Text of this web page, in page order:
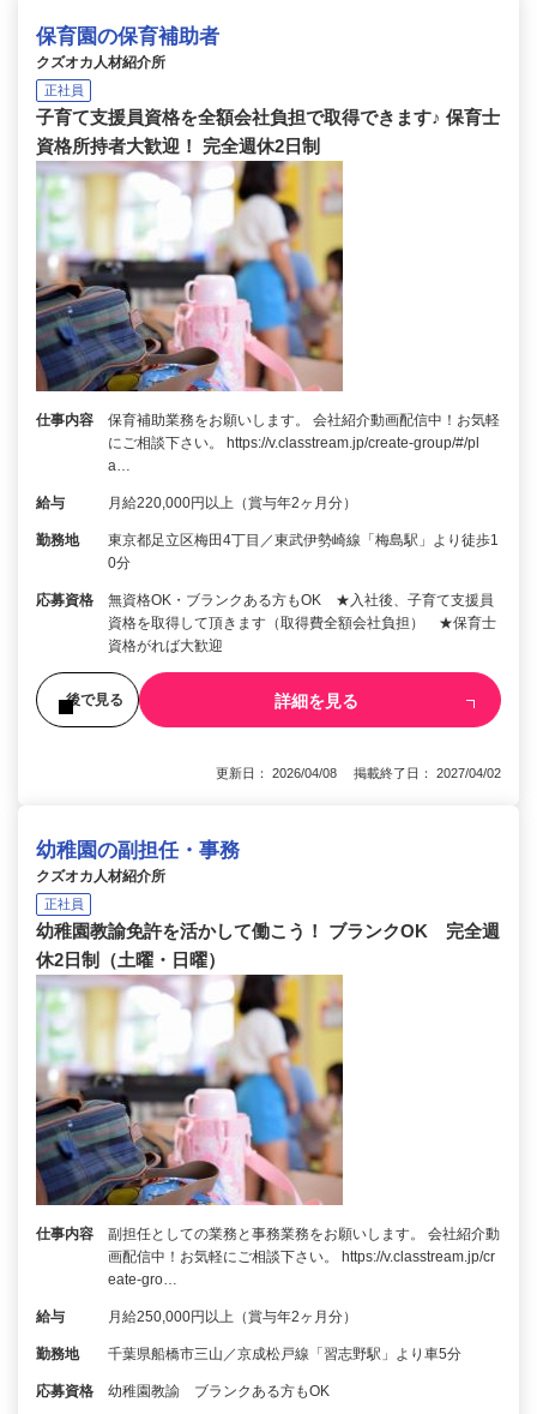
保育園の保育補助者
クズオカ人材紹介所
正社員
子育て支援員資格を全額会社負担で取得できます♪ 保育士
資格所持者大歓迎！ 完全週休2日制
仕事内容
保育補助業務をお願いします。 会社紹介動画配信中！お気軽
にご相談下さい。 https://v.classtream.jp/create-group/#/pl
a…
給与 月給220,000円以上（賞与年2ヶ月分）
勤務地
東京都足立区梅田4丁目／東武伊勢崎線「梅島駅」より徒歩1
0分
応募資格
無資格OK・ブランクある方もOK ★入社後、子育て支援員
資格を取得して頂きます（取得費全額会社負担） ★保育士
資格がれば大歓迎
後で見る 詳細を見る
更新日： 2026/04/08 掲載終了日： 2027/04/02
幼稚園の副担任・事務
クズオカ人材紹介所
正社員
幼稚園教諭免許を活かして働こう！ ブランクOK 完全週
休2日制（土曜・日曜）
仕事内容
副担任としての業務と事務業務をお願いします。 会社紹介動
画配信中！お気軽にご相談下さい。 https://v.classtream.jp/cr
eate-gro…
給与 月給250,000円以上（賞与年2ヶ月分）
勤務地 千葉県船橋市三山／京成松戸線「習志野駅」より車5分
応募資格 幼稚園教諭 ブランクある方もOK